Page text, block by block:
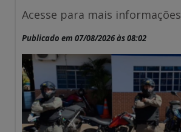
Acesse para mais informações
Publicado em 07/08/2026 às 08:02